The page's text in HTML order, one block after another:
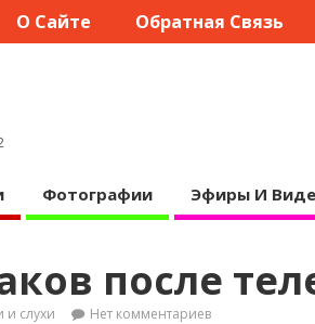
О Сайте Обратная Связь
Фотографии Эфиры И
после
и слухи Нет комментариев